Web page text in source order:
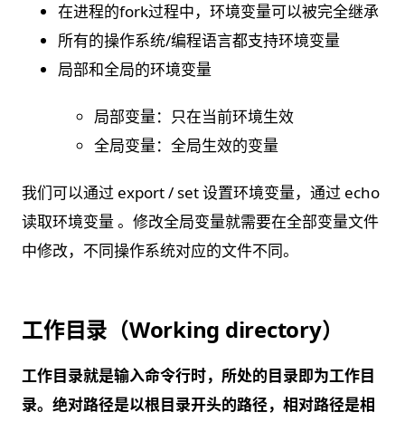
在进程的fork过程中，环境变量可以被完全继承
所有的操作系统/编程语⾔都⽀持环境变量
局部和全局的环境变量
局部变量：只在当前环境生效
全局变量：全局生效的变量
我们可以通过 export / set 设置环境变量，通过 echo
读取环境变量 。修改全局变量就需要在全部变量文件
中修改，不同操作系统对应的文件不同。
工作目录（Working directory）
工作目录就是输入命令行时，所处的目录即为工作目
录。绝对路径是以根目录开头的路径，相对路径是相